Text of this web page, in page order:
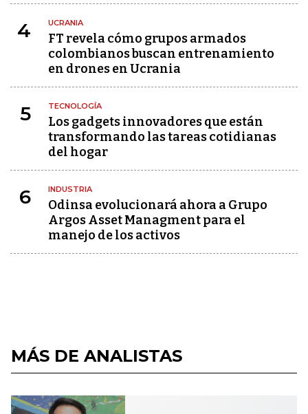
4 UCRANIA
FT revela cómo grupos armados
colombianos buscan entrenamiento
en drones en Ucrania
5 TECNOLOGÍA
Los gadgets innovadores que están
transformando las tareas cotidianas
del hogar
6 INDUSTRIA
Odinsa evolucionará ahora a Grupo
Argos Asset Managment para el
manejo de los activos
MÁS DE ANALISTAS